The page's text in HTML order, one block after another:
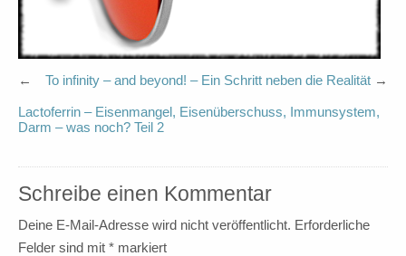
To infinity – and beyond! – Ein Schritt neben die Realität →
←
Lactoferrin – Eisenmangel, Eisenüberschuss, Immunsystem,
Darm – was noch? Teil 2
Schreibe einen Kommentar
Deine E-Mail-Adresse wird nicht veröffentlicht. Erforderliche
Felder sind mit * markiert